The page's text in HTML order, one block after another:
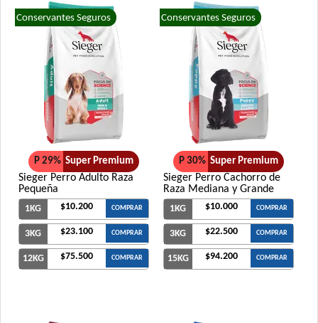
Conservantes Seguros
P 29% Super Premium
Sieger Perro Adulto Raza
Pequeña
1KG $10.200 COMPRAR
3KG $23.100 COMPRAR
12KG $75.500 COMPRAR
Conservantes Seguros
P 30% Super Premium
Sieger Perro Cachorro de
Raza Mediana y Grande
1KG $10.000 COMPRAR
3KG $22.500 COMPRAR
15KG $94.200 COMPRAR